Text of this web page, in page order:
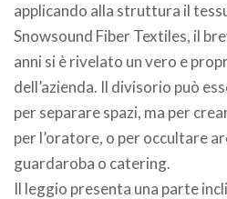
applicando alla struttura il
Snowsound Fiber Textiles, il
anni si è rivelato un vero e
dell’azienda. Il divisorio può
per separare spazi, ma per
per l’oratore, o per occultare
guardaroba o catering.
Il leggio presenta una parte